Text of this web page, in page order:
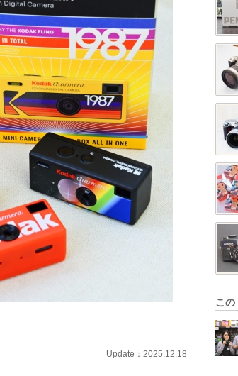
Update：2025.12.18
この